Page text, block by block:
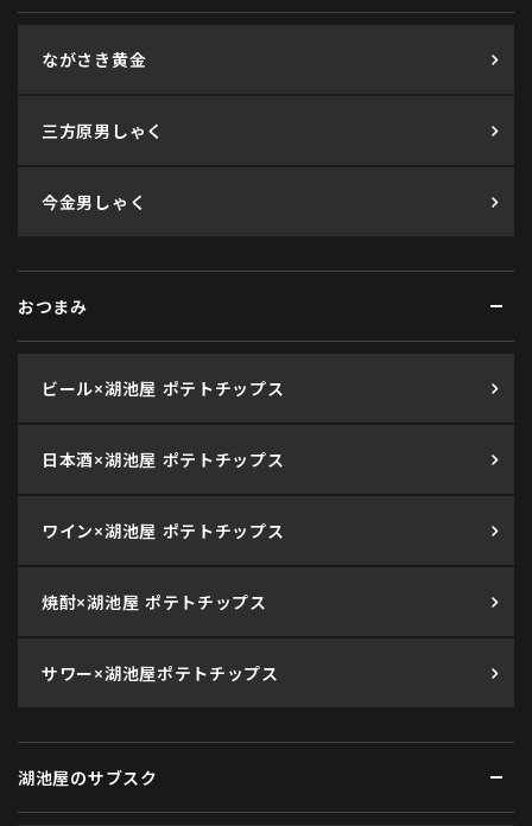
ながさき黄金
三方原男しゃく
今金男しゃく
おつまみ
ビール×湖池屋 ポテトチップス
日本酒×湖池屋 ポテトチップス
ワイン×湖池屋 ポテトチップス
焼酎×湖池屋 ポテトチップス
サワー×湖池屋ポテトチップス
湖池屋のサブスク